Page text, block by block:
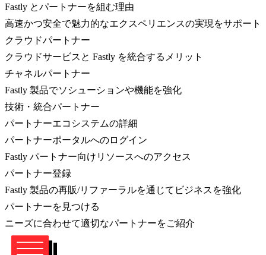
Fastly とパートナーを組む理由
高速かつ安全で魅力的なエクスペリエンスの実現をサポート
クラウドパートナー
クラウドサービスと Fastly を統合するメリット
チャネルパートナー
Fastly 製品でソシューションや機能を強化
技術・統合パートナー
パートナーエコシステムの詳細
パートナーポータルへのログイン
Fastly パートナー向けリソースへのアクセス
パートナー登録
Fastly 製品の再販/リファーラルを通じてビジネスを強化
パートナーを見つける
ニーズに合わせて適切なパートナーをご紹介